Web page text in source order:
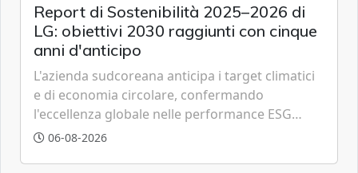
Report di Sostenibilità 2025–2026 di
LG: obiettivi 2030 raggiunti con cinque
anni d'anticipo
L'azienda sudcoreana anticipa i target climatici
e di economia circolare, confermando
l'eccellenza globale nelle performance ESG
grazie a innovazione, accessibilità e governance
06-08-2026